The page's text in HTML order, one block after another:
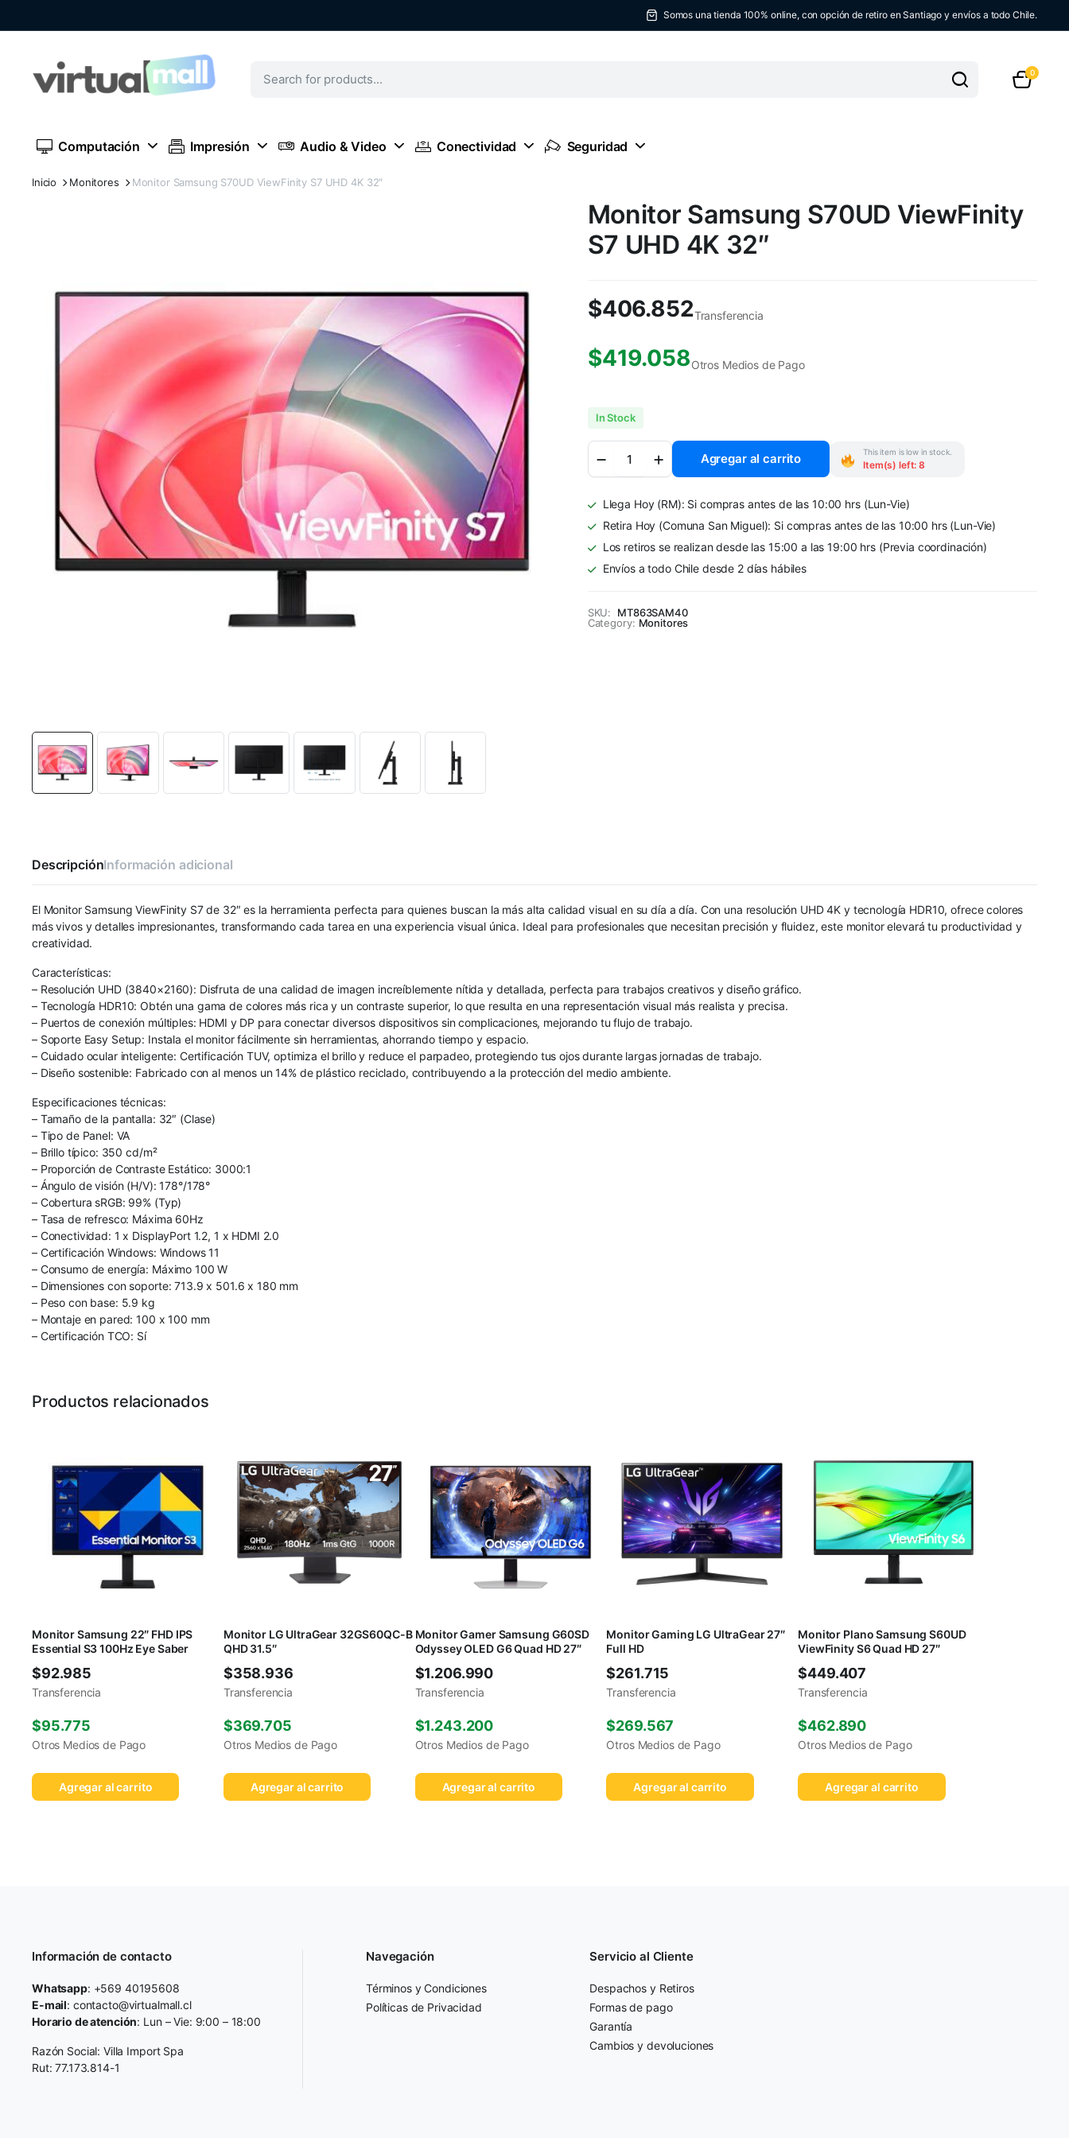
Somos una tienda 100% online, con opción de retiro en Santiago y envíos a todo Chile.
0
Computación Impresión Audio & Video Conectividad Seguridad
Inicio Monitores Monitor Samsung S70UD ViewFinity S7 UHD 4K 32″
Monitor Samsung S70UD ViewFinity
S7 UHD 4K 32″
$406.852Transferencia
$419.058Otros Medios de Pago
In Stock
Samsung
S70UD
S7
UHD
32"
quantity
Agregar al carrito This item is low in stock.
Item(s) left: 8
Llega Hoy (RM): Si compras antes de las 10:00 hrs (Lun-Vie)
Retira Hoy (Comuna San Miguel): Si compras antes de las 10:00 hrs (Lun-Vie)
Los retiros se realizan desde las 15:00 a las 19:00 hrs (Previa coordinación)
Envíos a todo Chile desde 2 días hábiles
SKU:
MT863SAM40
Category: Monitores
DescripciónInformación adicional
El Monitor Samsung ViewFinity S7 de 32″ es la herramienta perfecta para quienes buscan la más alta calidad visual en su día a día. Con una resolución UHD 4K y tecnología HDR10, ofrece colores
más vivos y detalles impresionantes, transformando cada tarea en una experiencia visual única. Ideal para profesionales que necesitan precisión y fluidez, este monitor elevará tu productividad y
creatividad.
Características:
– Resolución UHD (3840×2160): Disfruta de una calidad de imagen increíblemente nítida y detallada, perfecta para trabajos creativos y diseño gráfico.
– Tecnología HDR10: Obtén una gama de colores más rica y un contraste superior, lo que resulta en una representación visual más realista y precisa.
– Puertos de conexión múltiples: HDMI y DP para conectar diversos dispositivos sin complicaciones, mejorando tu flujo de trabajo.
– Soporte Easy Setup: Instala el monitor fácilmente sin herramientas, ahorrando tiempo y espacio.
– Cuidado ocular inteligente: Certificación TUV, optimiza el brillo y reduce el parpadeo, protegiendo tus ojos durante largas jornadas de trabajo.
– Diseño sostenible: Fabricado con al menos un 14% de plástico reciclado, contribuyendo a la protección del medio ambiente.
Especificaciones técnicas:
– Tamaño de la pantalla: 32″ (Clase)
– Tipo de Panel: VA
– Brillo típico: 350 cd/m²
– Proporción de Contraste Estático: 3000:1
– Ángulo de visión (H/V): 178°/178°
– Cobertura sRGB: 99% (Typ)
– Tasa de refresco: Máxima 60Hz
– Conectividad: 1 x DisplayPort 1.2, 1 x HDMI 2.0
– Certificación Windows: Windows 11
– Consumo de energía: Máximo 100 W
– Dimensiones con soporte: 713.9 x 501.6 x 180 mm
– Peso con base: 5.9 kg
– Montaje en pared: 100 x 100 mm
– Certificación TCO: Sí
Productos relacionados
Monitor Samsung 22″ FHD IPS
Essential S3 100Hz Eye Saber
$92.985
Transferencia
$95.775
Otros Medios de Pago
Agregar al carrito
Monitor LG UltraGear 32GS60QC-B
QHD 31.5″
$358.936
Transferencia
$369.705
Otros Medios de Pago
Agregar al carrito
Monitor Gamer Samsung G60SD
Odyssey OLED G6 Quad HD 27″
$1.206.990
Transferencia
$1.243.200
Otros Medios de Pago
Agregar al carrito
Monitor Gaming LG UltraGear 27″
Full HD
$261.715
Transferencia
$269.567
Otros Medios de Pago
Agregar al carrito
Monitor Plano Samsung S60UD
ViewFinity S6 Quad HD 27″
$449.407
Transferencia
$462.890
Otros Medios de Pago
Agregar al carrito
Información de contacto
Whatsapp: +569 40195608
E-mail: contacto@virtualmall.cl
Horario de atención: Lun – Vie: 9:00 – 18:00
Razón Social: Villa Import Spa
Rut: 77.173.814-1
Navegación
Términos y Condiciones
Políticas de Privacidad
Servicio al Cliente
Despachos y Retiros
Formas de pago
Garantía
Cambios y devoluciones